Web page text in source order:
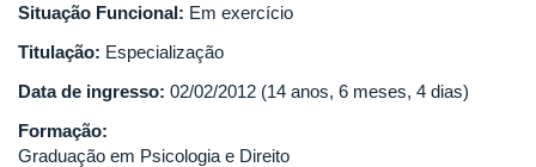
Situação Funcional: Em exercício
Titulação: Especialização
Data de ingresso: 02/02/2012 (14 anos, 6 meses, 4 dias)
Formação:
Graduação em Psicologia e Direito